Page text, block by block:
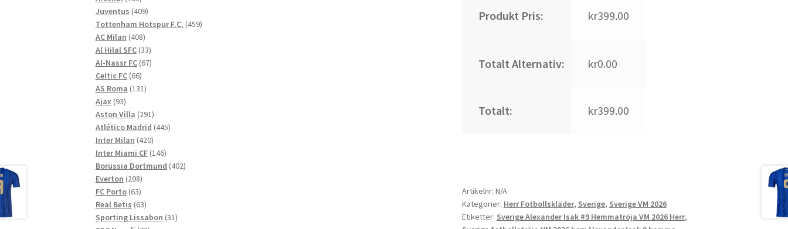
Produkt Pris: kr399.00
Totalt Alternativ: kr0.00
Totalt: kr399.00
Artikelnr: N/A
Kategorier: Herr Fotbollskläder, Sverige, Sverige VM 2026
Etiketter: Sverige Alexander Isak #9 Hemmatröja VM 2026 Herr,
produkter
Juventus 409409
produkter
Tottenham Hotspur F.C. 459459
AC Milan 408408
produkter
Al Hilal SFC 3333
produkter
Al-Nassr FC 6767
Celtic FC 6666
produkter
AS Roma 131131
Ajax 9393
produkter
Aston Villa 291291
produkter
Atlético Madrid 445445
Inter Milan 420420
produkter
Inter Miami CF 146146
produkter
Borussia Dortmund 402402
Everton 208208
produkter
FC Porto 6363
produkter
Real Betis 6363
produkter
Sporting Lissabon 3131